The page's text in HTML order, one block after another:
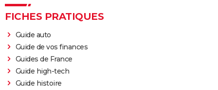
FICHES PRATIQUES
Guide auto
Guide de vos finances
Guides de France
Guide high-tech
Guide histoire